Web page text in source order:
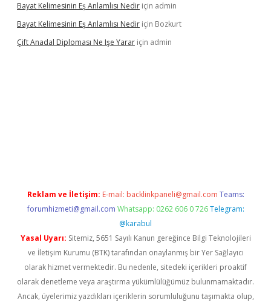
Bayat Kelimesinin Eş Anlamlısı Nedir için admin
Bayat Kelimesinin Eş Anlamlısı Nedir için Bozkurt
Çift Anadal Diploması Ne Işe Yarar için admin
Reklam ve İletişim: E-mail: backlinkpaneli@gmail.com Teams:
forumhizmeti@gmail.com Whatsapp: 0262 606 0 726 Telegram:
@karabul
Yasal Uyarı: Sitemiz, 5651 Sayılı Kanun gereğince Bilgi Teknolojileri
ve İletişim Kurumu (BTK) tarafından onaylanmış bir Yer Sağlayıcı
olarak hizmet vermektedir. Bu nedenle, sitedeki içerikleri proaktif
olarak denetleme veya araştırma yükümlülüğümüz bulunmamaktadır.
Ancak, üyelerimiz yazdıkları içeriklerin sorumluluğunu taşımakta olup,